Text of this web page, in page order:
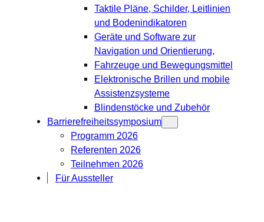
Taktile Pläne, Schilder, Leitlinien
und Bodenindikatoren
Geräte und Software zur
Navigation und Orientierung,
Fahrzeuge und Bewegungsmittel
Elektronische Brillen und mobile
Assistenzsysteme
Blindenstöcke und Zubehör
Barrierefreiheitssymposium
Programm 2026
Referenten 2026
Teilnehmen 2026
Für Aussteller